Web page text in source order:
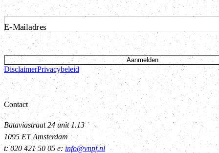
E-Mailadres
Aanmelden
DisclaimerPrivacybeleid
Contact
Bataviastraat 24 unit 1.13
1095 ET Amsterdam
t: 020 421 50 05 e: info@vnpf.nl